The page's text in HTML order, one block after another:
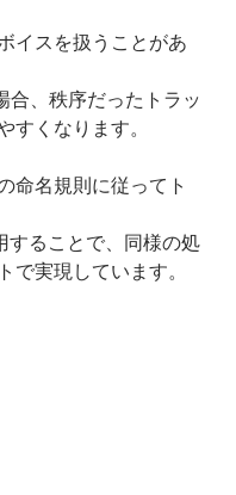
イスを扱うことがあ
合、秩序だったトラッ
くなります。
命名規則に従ってト
することで、同様の処
実現しています。